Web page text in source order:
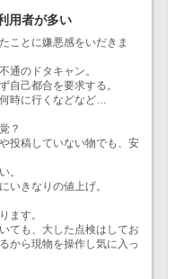
用者が多い
ことに嫌悪感をいだきま
通のドタキャン。
自己都合を要求する。
時に行くなどなど…
？
投稿していない物でも、安
。
いきなりの値上げ。
ます。
ても、大した点検はしてお
から現物を操作し気に入っ